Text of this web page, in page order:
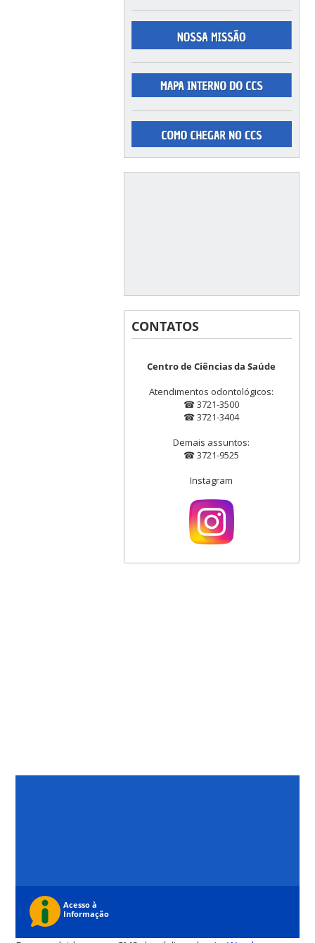
CONTATOS
Centro de Ciências da Saúde
Atendimentos odontológicos:
☎ 3721-3500
☎ 3721-3404
Demais assuntos:
☎ 3721-9525
Instagram